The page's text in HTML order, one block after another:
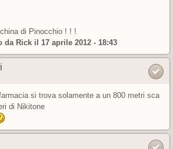
di Pinocchio ! ! !
da Rick il 17 aprile 2012 - 18:43
si trova solamente a un 800 metri sca
di Nikitone